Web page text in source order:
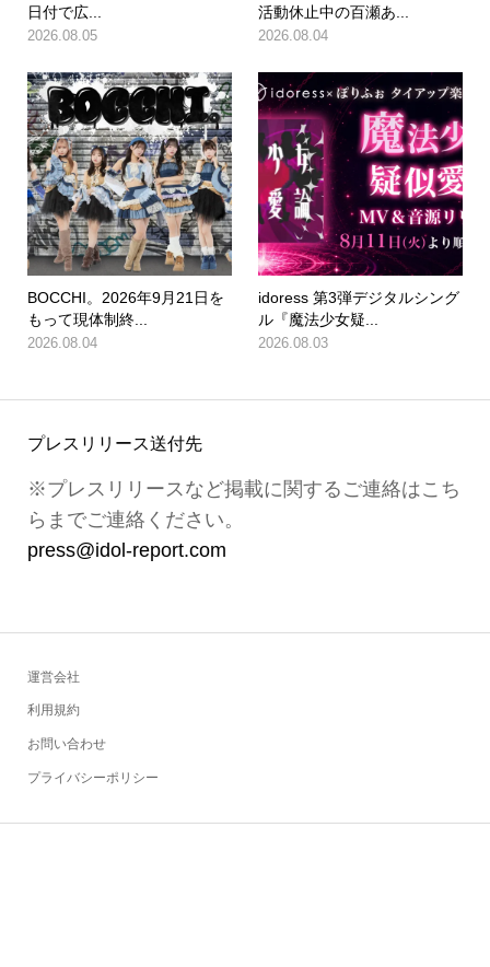
日付で広...
2026.08.05
活動休止中の百瀬あ...
2026.08.04
BOCCHI。2026年9月21日を
もって現体制終...
2026.08.04
idoress 第3弾デジタルシング
ル『魔法少女疑...
2026.08.03
プレスリリース送付先
※プレスリリースなど掲載に関するご連絡はこち
らまでご連絡ください。
press@idol-report.com
運営会社
利用規約
お問い合わせ
プライバシーポリシー